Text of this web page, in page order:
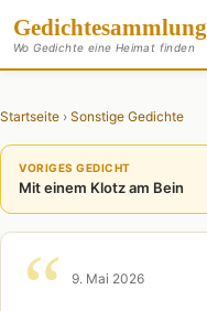
Gedichtesammlung
Wo Gedichte eine Heimat finden
Startseite › Sonstige Gedichte
VORIGES GEDICHT
Mit einem Klotz am Bein
9. Mai 2026